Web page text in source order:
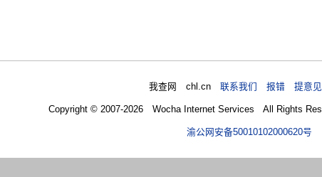
我查网 chl.cn联系我们 报错 提意见
Copyright © 2007-2026 Wocha Internet Services All Rights
渝公网安备50010102000620号